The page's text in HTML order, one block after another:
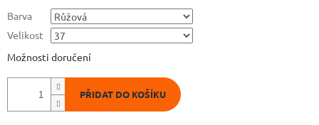
Barva
Velikost
Možnosti doručení
PŘIDAT DO KOŠÍKU